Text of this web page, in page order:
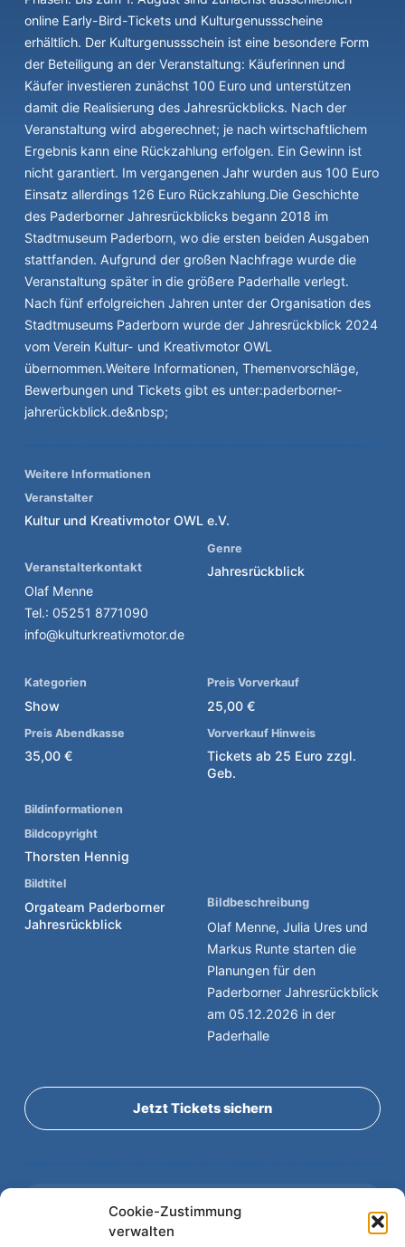
Cookie-Zustimmung
verwalten
online Early-Bird-Tickets und Kulturgenussscheine
erhältlich. Der Kulturgenussschein ist eine besondere Form
der Beteiligung an der Veranstaltung: Käuferinnen und
Käufer investieren zunächst 100 Euro und unterstützen
damit die Realisierung des Jahresrückblicks. Nach der
Veranstaltung wird abgerechnet; je nach wirtschaftlichem
Ergebnis kann eine Rückzahlung erfolgen. Ein Gewinn ist
nicht garantiert. Im vergangenen Jahr wurden aus 100 Euro
Einsatz allerdings 126 Euro Rückzahlung.Die Geschichte
des Paderborner Jahresrückblicks begann 2018 im
Stadtmuseum Paderborn, wo die ersten beiden Ausgaben
stattfanden. Aufgrund der großen Nachfrage wurde die
Veranstaltung später in die größere Paderhalle verlegt.
Nach fünf erfolgreichen Jahren unter der Organisation des
Stadtmuseums Paderborn wurde der Jahresrückblick 2024
vom Verein Kultur- und Kreativmotor OWL
übernommen.Weitere Informationen, Themenvorschläge,
Bewerbungen und Tickets gibt es unter:paderborner-
jahrerückblick.de&nbsp;
Weitere Informationen
Veranstalter
Kultur und Kreativmotor OWL e.V.
Veranstalterkontakt
Olaf Menne
Tel.: 05251 8771090
info@kulturkreativmotor.de
Genre
Jahresrückblick
Kategorien
Show
Preis Vorverkauf
25,00 €
Preis Abendkasse
35,00 €
Vorverkauf Hinweis
Tickets ab 25 Euro zzgl.
Geb.
Bildinformationen
Bildcopyright
Thorsten Hennig
Bildtitel
Orgateam Paderborner
Jahresrückblick
Bildbeschreibung
Olaf Menne, Julia Ures und
Markus Runte starten die
Planungen für den
Paderborner Jahresrückblick
am 05.12.2026 in der
Paderhalle
Jetzt Tickets sichern
VORHERIGE VERANSTALTUNG
Der Paderborner Jahresrückblick 2026